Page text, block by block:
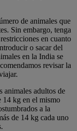
de animales que
Sin embargo, tenga
en cuanto
o sacar del
en la India se
revisar la
animales adultos de
14 kg en el mismo
a la
de 14 kg cada uno